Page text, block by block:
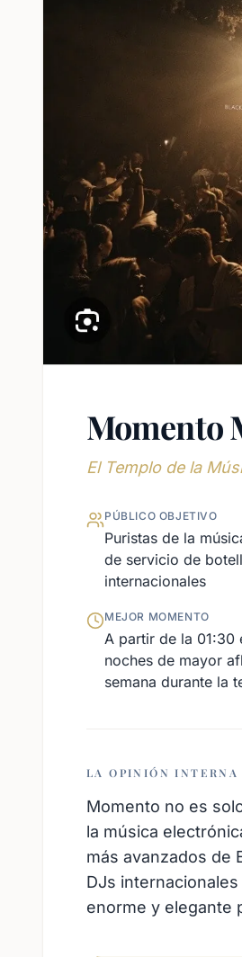
Momento
El Templo de la
PÚBLICO OBJETIVO
Puristas de la
de servicio de
internacionales
MEJOR MOMENTO
A partir de la
noches de mayor
semana durante la
LA OPINIÓN INTERNA
Momento no es
la música
más avanzados de
DJs
enorme y elegante